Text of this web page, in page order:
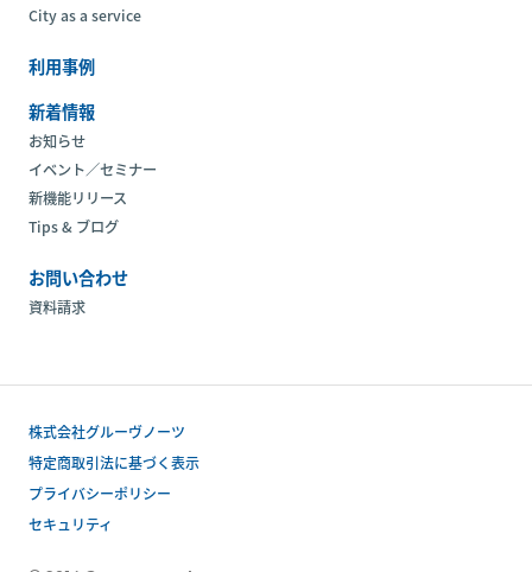
City as a service
利用事例
新着情報
お知らせ
イベント／セミナー
新機能リリース
Tips & ブログ
お問い合わせ
資料請求
株式会社グルーヴノーツ
特定商取引法に基づく表示
プライバシーポリシー
セキュリティ